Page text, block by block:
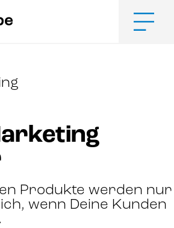
Produkte werden nur
wenn Deine Kunden